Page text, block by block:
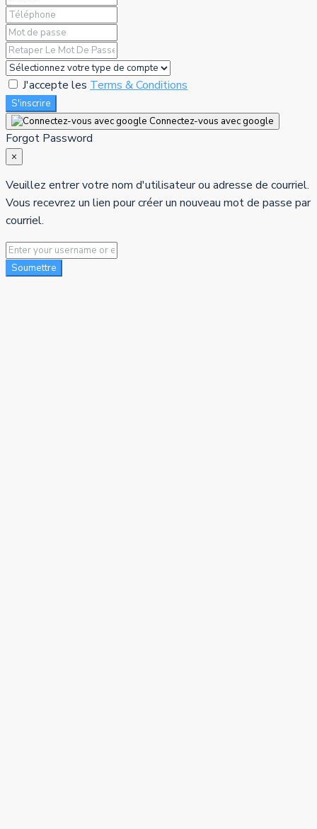
J'accepte les Terms & Conditions
S'inscrire
Connectez-vous avec google
Forgot Password
×
Veuillez entrer votre nom d'utilisateur ou adresse de courriel.
Vous recevrez un lien pour créer un nouveau mot de passe par
courriel.
Soumettre